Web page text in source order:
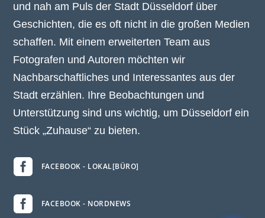
und nah am Puls der Stadt Düsseldorf über
Geschichten, die es oft nicht in die großen Medien
schaffen. Mit einem erweiterten Team aus
Fotografen und Autoren möchten wir
Nachbarschaftliches und Interessantes aus der
Stadt erzählen. Ihre Beobachtungen und
Unterstützung sind uns wichtig, um Düsseldorf ein
Stück „Zuhause“ zu bieten.
 FACEBOOK - LOKAL[BÜRO]
 FACEBOOK - NORDNEWS